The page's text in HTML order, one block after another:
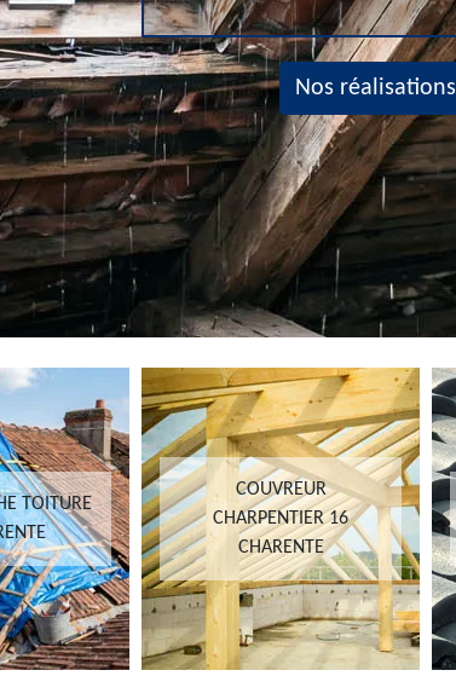
Nos réalisations
TOITURE
COUVREUR
CHARPENTIER 16
CHARENTE